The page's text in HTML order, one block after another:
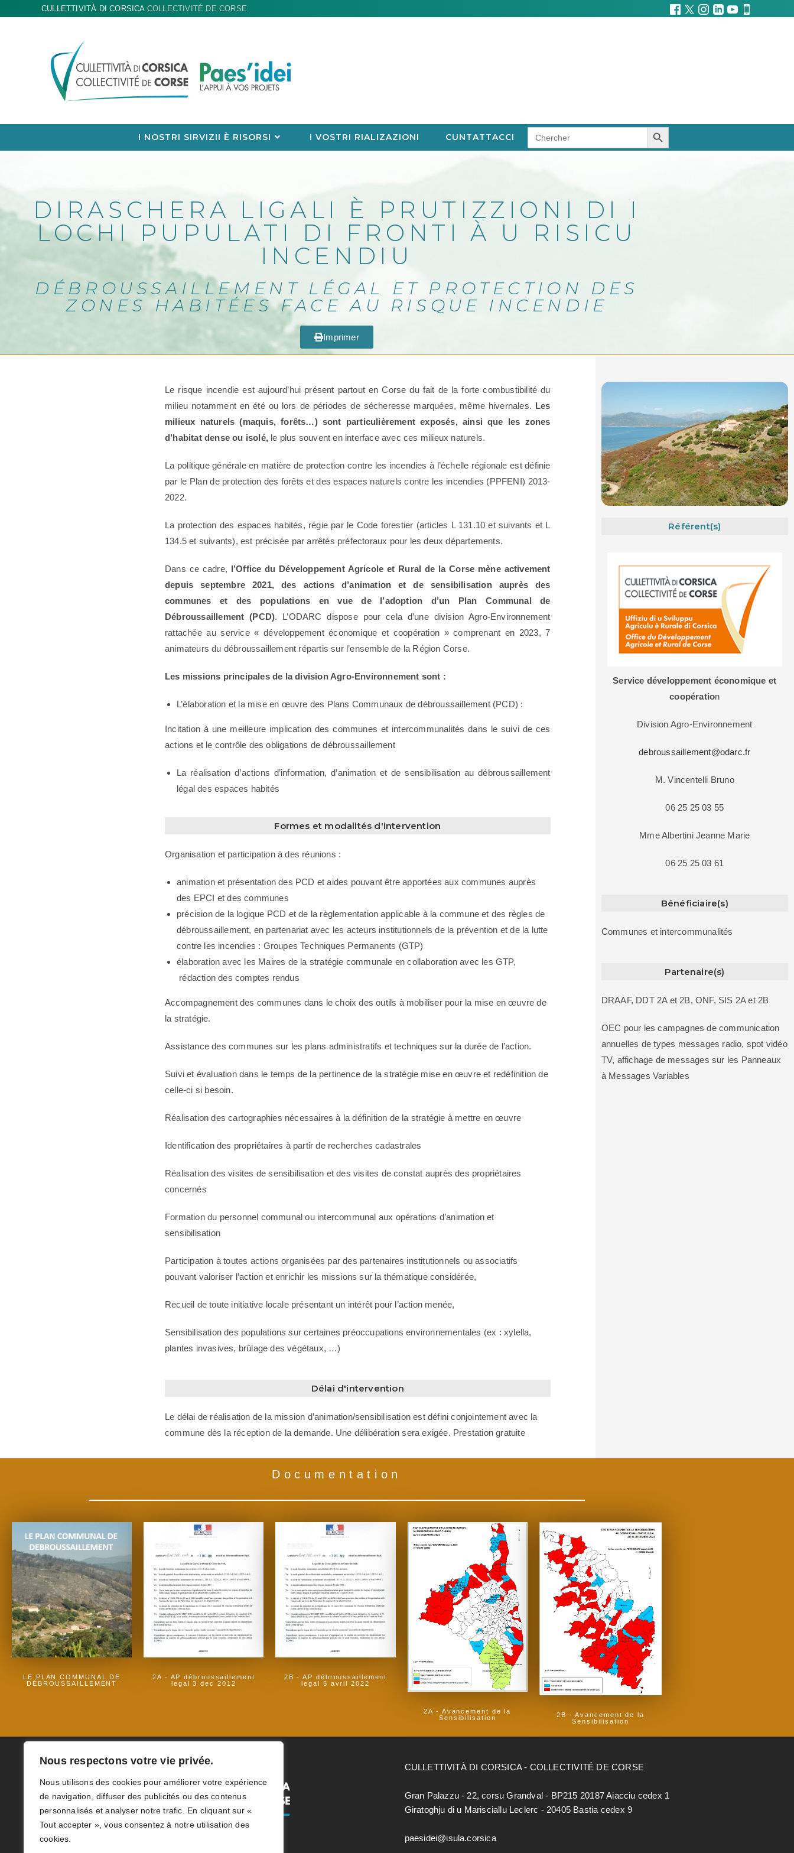
Nous respectons votre vie privée.
Nous utilisons des cookies pour améliorer votre expérience
de navigation, diffuser des publicités ou des contenus
personnalisés et analyser notre trafic. En cliquant sur «
Tout accepter », vous consentez à notre utilisation des
cookies.
CULLETTIVITÀ DI CORSICA COLLECTIVITÉ DE CORSE
I NOSTRI SIRVIZII È RISORSI I VOSTRI RIALIZAZIONI CUNTATTACCI
for:
SEARCH BUTTON
DIRASCHERA LIGALI È PRUTIZZIONI DI I
LOCHI PUPULATI DI FRONTI À U RISICU
INCENDIU
DÉBROUSSAILLEMENT LÉGAL ET PROTECTION DES
ZONES HABITÉES FACE AU RISQUE INCENDIE
Imprimer
Le risque incendie est aujourd’hui présent partout en Corse du fait de la forte combustibilité du
milieu notamment en été ou lors de périodes de sécheresse marquées, même hivernales. Les
milieux naturels (maquis, forêts…) sont particulièrement exposés, ainsi que les zones
d’habitat dense ou isolé, le plus souvent en interface avec ces milieux naturels.
La politique générale en matière de protection contre les incendies à l’échelle régionale est définie
par le Plan de protection des forêts et des espaces naturels contre les incendies (PPFENI) 2013-
2022.
La protection des espaces habités, régie par le Code forestier (articles L 131.10 et suivants et L
134.5 et suivants), est précisée par arrêtés préfectoraux pour les deux départements.
Dans ce cadre, l’Office du Développement Agricole et Rural de la Corse mène activement
depuis septembre 2021, des actions d’animation et de sensibilisation auprès des
communes et des populations en vue de l’adoption d’un Plan Communal de
Débroussaillement (PCD). L’ODARC dispose pour cela d’une division Agro-Environnement
rattachée au service « développement économique et coopération » comprenant en 2023, 7
animateurs du débroussaillement répartis sur l’ensemble de la Région Corse.
Les missions principales de la division Agro-Environnement sont :
L’élaboration et la mise en œuvre des Plans Communaux de débroussaillement (PCD) :
Incitation à une meilleure implication des communes et intercommunalités dans le suivi de ces
actions et le contrôle des obligations de débroussaillement
La réalisation d’actions d’information, d’animation et de sensibilisation au débroussaillement
légal des espaces habités
Formes et modalités d'intervention
Organisation et participation à des réunions :
animation et présentation des PCD et aides pouvant être apportées aux communes auprès
des EPCI et des communes
précision de la logique PCD et de la règlementation applicable à la commune et des règles de
débroussaillement, en partenariat avec les acteurs institutionnels de la prévention et de la lutte
contre les incendies : Groupes Techniques Permanents (GTP)
élaboration avec les Maires de la stratégie communale en collaboration avec les GTP,
rédaction des comptes rendus
Accompagnement des communes dans le choix des outils à mobiliser pour la mise en œuvre de
la stratégie.
Assistance des communes sur les plans administratifs et techniques sur la durée de l’action.
Suivi et évaluation dans le temps de la pertinence de la stratégie mise en œuvre et redéfinition de
celle-ci si besoin.
Réalisation des cartographies nécessaires à la définition de la stratégie à mettre en œuvre
Identification des propriétaires à partir de recherches cadastrales
Réalisation des visites de sensibilisation et des visites de constat auprès des propriétaires
concernés
Formation du personnel communal ou intercommunal aux opérations d’animation et
sensibilisation
Participation à toutes actions organisées par des partenaires institutionnels ou associatifs
pouvant valoriser l’action et enrichir les missions sur la thématique considérée,
Recueil de toute initiative locale présentant un intérêt pour l’action menée,
Sensibilisation des populations sur certaines préoccupations environnementales (ex : xylella,
plantes invasives, brûlage des végétaux, …)
Délai d'intervention
Le délai de réalisation de la mission d’animation/sensibilisation est défini conjointement avec la
commune dès la réception de la demande. Une délibération sera exigée. Prestation gratuite
Référent(s)
Service développement économique et
coopération
Division Agro-Environnement
debroussaillement@odarc.fr
M. Vincentelli Bruno
06 25 25 03 55
Mme Albertini Jeanne Marie
06 25 25 03 61
Bénéficiaire(s)
Communes et intercommunalités
Partenaire(s)
DRAAF, DDT 2A et 2B, ONF, SIS 2A et 2B
OEC pour les campagnes de communication
annuelles de types messages radio, spot vidéo
TV, affichage de messages sur les Panneaux
à Messages Variables
Documentation
LE PLAN COMMUNAL DE
DÉBROUSSAILLEMENT
2A - AP débroussaillement
legal 3 dec 2012
2B - AP débroussaillement
legal 5 avril 2022
2A - Avancement de la
Sensibilisation
2B - Avancement de la
Sensibilisation
CULLETTIVITÀ DI CORSICA - COLLECTIVITÉ DE CORSE
Gran Palazzu - 22, corsu Grandval - BP215 20187 Aiacciu cedex 1
Giratoghju di u Marisciallu Leclerc - 20405 Bastia cedex 9
paesidei@isula.corsica